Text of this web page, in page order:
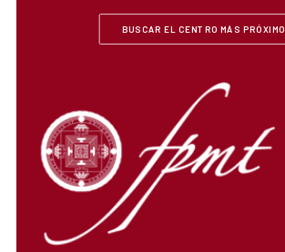
BUSCAR EL CENTRO MÁS PRÓXIMO